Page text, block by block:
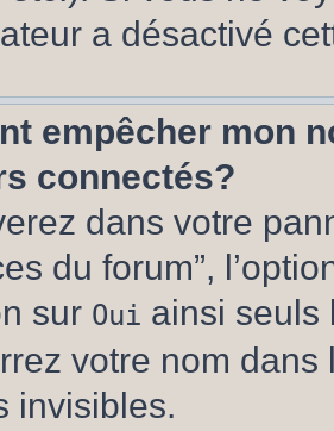
a désactivé
empêcher mon
connectés?
dans votre
du forum”,
sur Oui ainsi seuls
votre nom
invisibles.